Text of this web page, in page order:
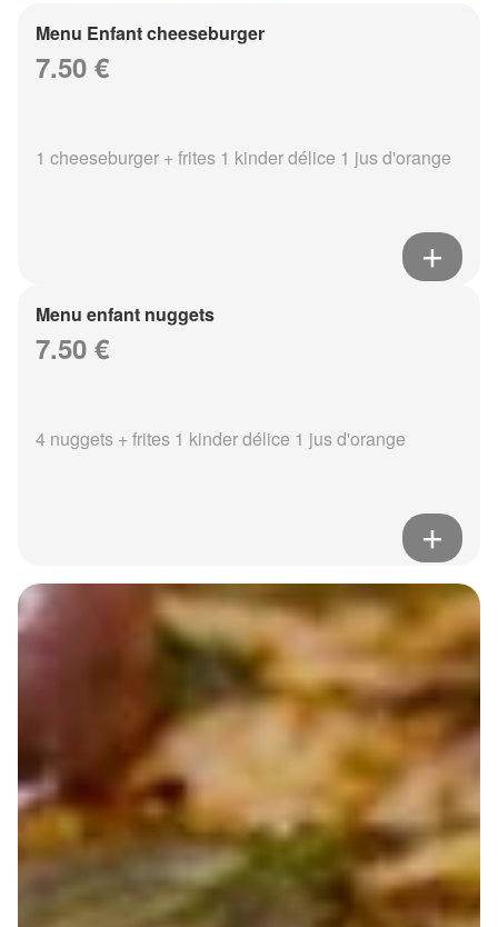
Menu Enfant cheeseburger
7.50 €
1 cheeseburger + frites 1 kinder délice 1 jus d'orange
Menu enfant nuggets
7.50 €
4 nuggets + frites 1 kinder délice 1 jus d'orange